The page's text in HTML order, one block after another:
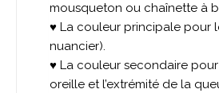
mousqueton ou chaînette à
♥ La couleur principale pour
nuancier).
♥ La couleur secondaire
oreille et l’extrémité de la